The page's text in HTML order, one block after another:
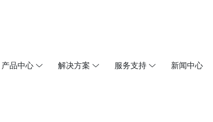
产品中心 解决方案 服务支持 新闻中心